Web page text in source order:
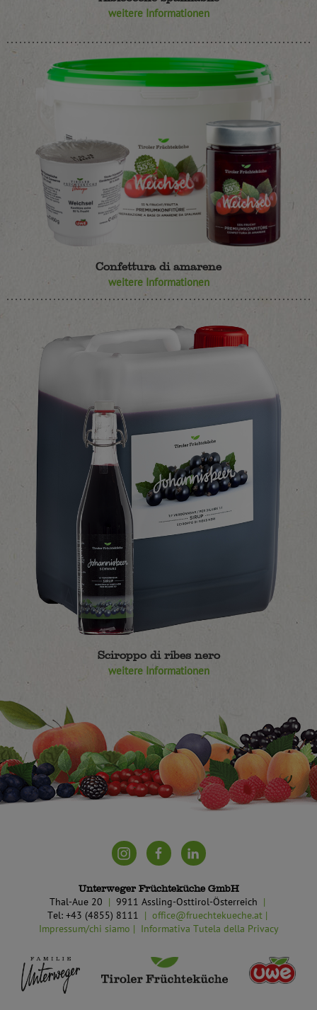
weitere Informationen
Confettura di amarene
weitere Informationen
Sciroppo di ribes nero
weitere Informationen
Unterweger Früchteküche GmbH
Thal-Aue 20
9911 Assling-Osttirol-Österreich
Tel: +43 (4855) 8111
office@fruechtekueche.at
Impressum/chi siamo
Informativa Tutela della Privacy